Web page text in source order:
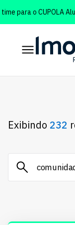
o CUPOLA
Exibindo 232